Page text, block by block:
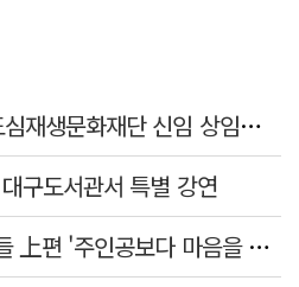
[차 한 잔] 최현묵 중구도심재생문화재단 신임 상임이사 "서문시장·경상감영 등 지역 자원 활용…문화의 일상화"
구도서관서 특별 강연
[음읽남] 김광진의 화자들 上편 '주인공보다 마음을 쓴 사람'